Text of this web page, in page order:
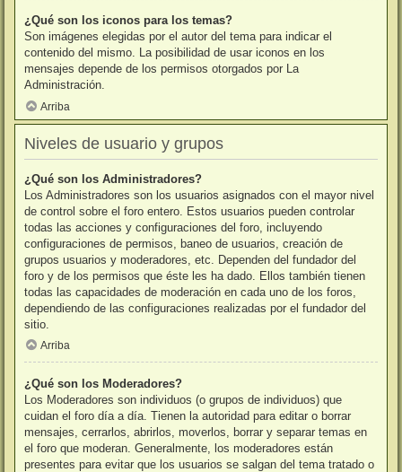
¿Qué son los iconos para los temas?
Son imágenes elegidas por el autor del tema para indicar el
contenido del mismo. La posibilidad de usar iconos en los
mensajes depende de los permisos otorgados por La
Administración.
Arriba
Niveles de usuario y grupos
¿Qué son los Administradores?
Los Administradores son los usuarios asignados con el mayor nivel
de control sobre el foro entero. Estos usuarios pueden controlar
todas las acciones y configuraciones del foro, incluyendo
configuraciones de permisos, baneo de usuarios, creación de
grupos usuarios y moderadores, etc. Dependen del fundador del
foro y de los permisos que éste les ha dado. Ellos también tienen
todas las capacidades de moderación en cada uno de los foros,
dependiendo de las configuraciones realizadas por el fundador del
sitio.
Arriba
¿Qué son los Moderadores?
Los Moderadores son individuos (o grupos de individuos) que
cuidan el foro día a día. Tienen la autoridad para editar o borrar
mensajes, cerrarlos, abrirlos, moverlos, borrar y separar temas en
el foro que moderan. Generalmente, los moderadores están
presentes para evitar que los usuarios se salgan del tema tratado o